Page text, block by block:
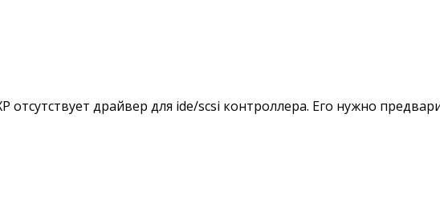
отсутствует драйвер для ide/scsi контроллера. Его нужно